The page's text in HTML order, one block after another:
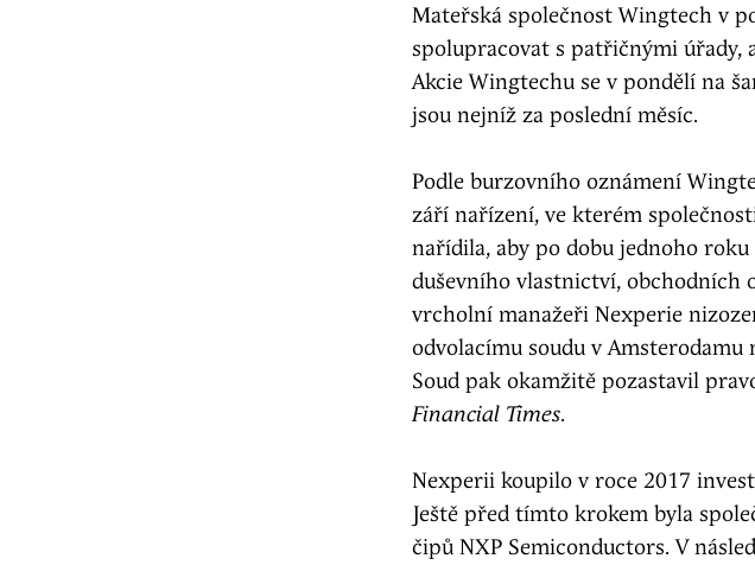
Mateřská společnost Wingtech v
spolupracovat s patřičnými úřady,
Akcie Wingtechu se v pondělí na
jsou nejníž za poslední měsíc.
Podle burzovního oznámení
září nařízení, ve kterém
nařídila, aby po dobu jednoho
duševního vlastnictví, obchodních
vrcholní manažeři Nexperie
odvolacímu soudu v Amsterodamu
Soud pak okamžitě pozastavil
Financial Times.
Nexperii koupilo v roce 2017
Ještě před tímto krokem byla
čipů NXP Semiconductors. V